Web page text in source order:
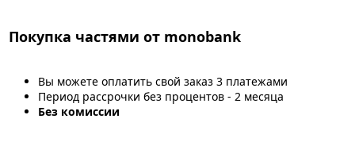
Покупка частями от monobank
Вы можете оплатить свой заказ 3 платежами
Период рассрочки без процентов - 2 месяца
Без комиссии